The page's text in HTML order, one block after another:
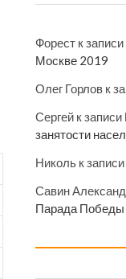
Форест к записи
Москве 2019
Олег Горлов к
Сергей к записи
занятости
Николь к записи
Савин
Парада